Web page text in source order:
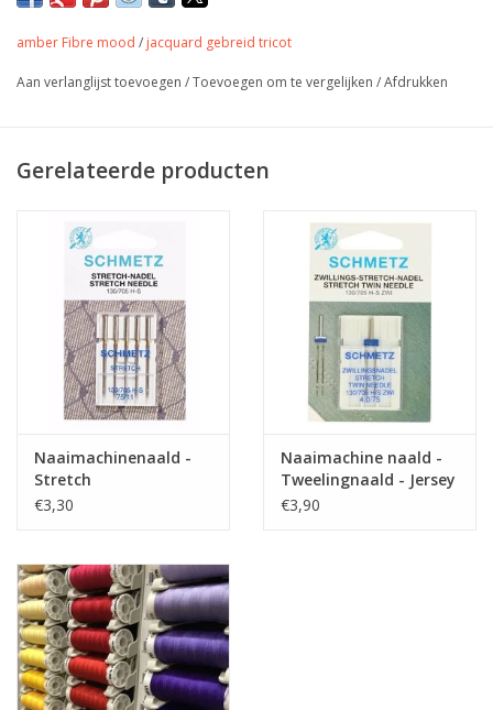
Deze scuba is super zachte dikkere jersey
voor tops, shirt, jurk,...
Samenstelling 47%CV / 44%PES / 9%EL
ja
amber Fibre mood / jacquard gebreid tricot
Aan verlanglijst toevoegen /Toevoegen om te vergelijken /Afdrukken
Gerelateerde producten
Naaimachinenaald -
Stretch
€3,30
Naaimachine naald -
Tweelingnaald - Jersey
€3,90